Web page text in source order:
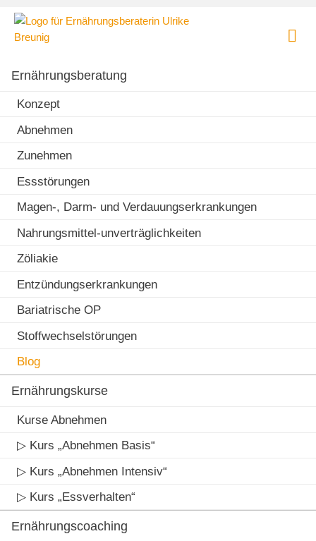
Skip
München - Lehel
Ernährungsberatung
Konzept
Abnehmen
Zunehmen
Essstörungen
Magen-, Darm- und Verdauungserkrankungen
Nahrungsmittel-unverträglichkeiten
Zöliakie
Entzündungserkrankungen
Bariatrische OP
Stoffwechselstörungen
Blog
Ernährungskurse
Kurse Abnehmen
▷ Kurs „Abnehmen Basis“
▷ Kurs „Abnehmen Intensiv“
▷ Kurs „Essverhalten“
Ernährungscoaching